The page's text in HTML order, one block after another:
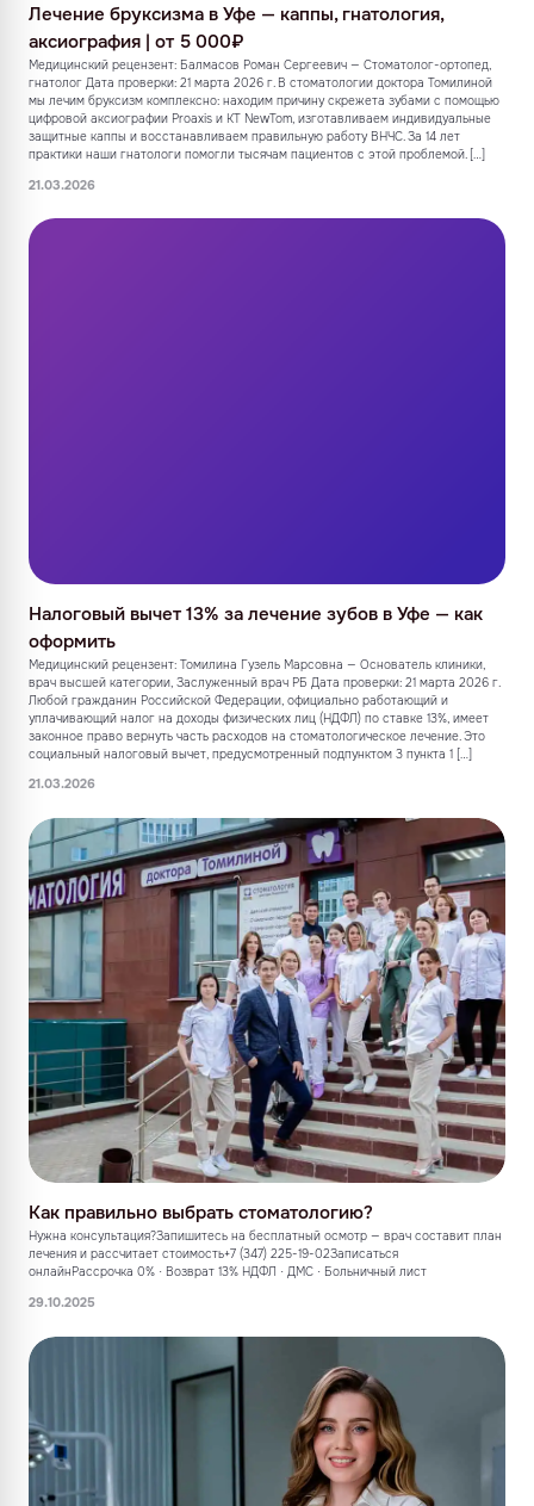
Лечение бруксизма в Уфе — каппы, гнатология,
аксиография | от 5 000₽
Медицинский рецензент: Балмасов Роман Сергеевич — Стоматолог-ортопед,
гнатолог Дата проверки: 21 марта 2026 г. В стоматологии доктора Томилиной
мы лечим бруксизм комплексно: находим причину скрежета зубами с помощью
цифровой аксиографии Proaxis и КТ NewTom, изготавливаем индивидуальные
защитные каппы и восстанавливаем правильную работу ВНЧС. За 14 лет
практики наши гнатологи помогли тысячам пациентов с этой проблемой. […]
21.03.2026
Налоговый вычет 13% за лечение зубов в Уфе — как
оформить
Медицинский рецензент: Томилина Гузель Марсовна — Основатель клиники,
врач высшей категории, Заслуженный врач РБ Дата проверки: 21 марта 2026 г.
Любой гражданин Российской Федерации, официально работающий и
уплачивающий налог на доходы физических лиц (НДФЛ) по ставке 13%, имеет
законное право вернуть часть расходов на стоматологическое лечение. Это
социальный налоговый вычет, предусмотренный подпунктом 3 пункта 1 […]
21.03.2026
Как правильно выбрать стоматологию?
Нужна консультация?Запишитесь на бесплатный осмотр — врач составит план
лечения и рассчитает стоимость+7 (347) 225-19-02Записаться
онлайнРассрочка 0% · Возврат 13% НДФЛ · ДМС · Больничный лист
29.10.2025